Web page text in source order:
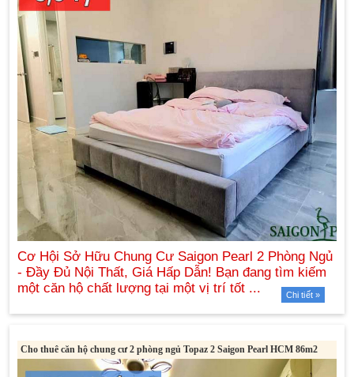
Chi tiết »
Cho thuê căn hộ chung cư 2 phòng ngủ Topaz 2 Saigon Pearl HCM 86m2